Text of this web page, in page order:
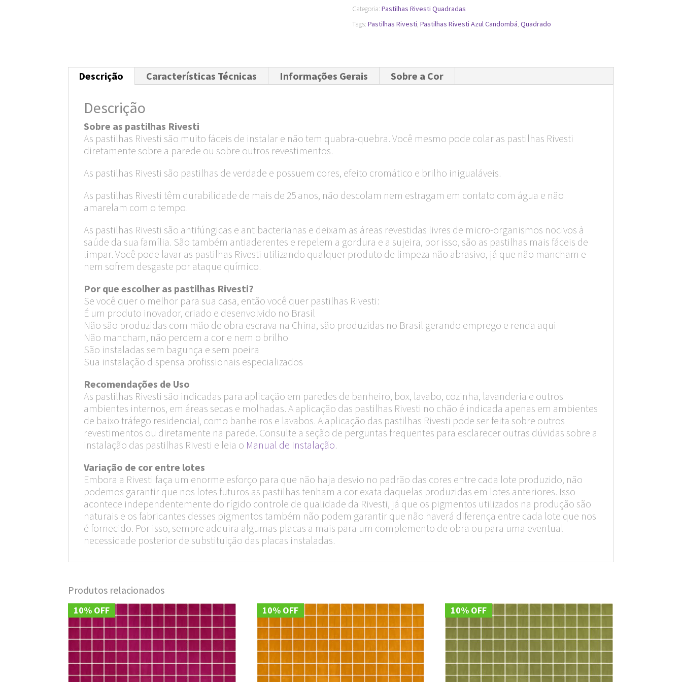
cm
quantidade
Categoria: Pastilhas Rivesti Quadradas
Tags: Pastilhas Rivesti, Pastilhas Rivesti Azul Candombá, Quadrado
Descrição Características Técnicas Informações Gerais Sobre a Cor
Descrição
Sobre as pastilhas Rivesti
As pastilhas Rivesti são muito fáceis de instalar e não tem quabra-quebra. Você mesmo pode colar as pastilhas Rivesti
diretamente sobre a parede ou sobre outros revestimentos.
As pastilhas Rivesti são pastilhas de verdade e possuem cores, efeito cromático e brilho inigualáveis.
As pastilhas Rivesti têm durabilidade de mais de 25 anos, não descolam nem estragam em contato com água e não
amarelam com o tempo.
As pastilhas Rivesti são antifúngicas e antibacterianas e deixam as áreas revestidas livres de micro-organismos nocivos à
saúde da sua família. São também antiaderentes e repelem a gordura e a sujeira, por isso, são as pastilhas mais fáceis de
limpar. Você pode lavar as pastilhas Rivesti utilizando qualquer produto de limpeza não abrasivo, já que não mancham e
nem sofrem desgaste por ataque químico.
Por que escolher as pastilhas Rivesti?
Se você quer o melhor para sua casa, então você quer pastilhas Rivesti:
É um produto inovador, criado e desenvolvido no Brasil
Não são produzidas com mão de obra escrava na China, são produzidas no Brasil gerando emprego e renda aqui
Não mancham, não perdem a cor e nem o brilho
São instaladas sem bagunça e sem poeira
Sua instalação dispensa profissionais especializados
Recomendações de Uso
As pastilhas Rivesti são indicadas para aplicação em paredes de banheiro, box, lavabo, cozinha, lavanderia e outros
ambientes internos, em áreas secas e molhadas. A aplicação das pastilhas Rivesti no chão é indicada apenas em ambientes
de baixo tráfego residencial, como banheiros e lavabos. A aplicação das pastilhas Rivesti pode ser feita sobre outros
revestimentos ou diretamente na parede. Consulte a seção de perguntas frequentes para esclarecer outras dúvidas sobre a
instalação das pastilhas Rivesti e leia o Manual de Instalação.
Variação de cor entre lotes
Embora a Rivesti faça um enorme esforço para que não haja desvio no padrão das cores entre cada lote produzido, não
podemos garantir que nos lotes futuros as pastilhas tenham a cor exata daquelas produzidas em lotes anteriores. Isso
acontece independentemente do rígido controle de qualidade da Rivesti, já que os pigmentos utilizados na produção são
naturais e os fabricantes desses pigmentos também não podem garantir que não haverá diferença entre cada lote que nos
é fornecido. Por isso, sempre adquira algumas placas a mais para um complemento de obra ou para uma eventual
necessidade posterior de substituição das placas instaladas.
Produtos relacionados
10% OFF 10% OFF 10% OFF